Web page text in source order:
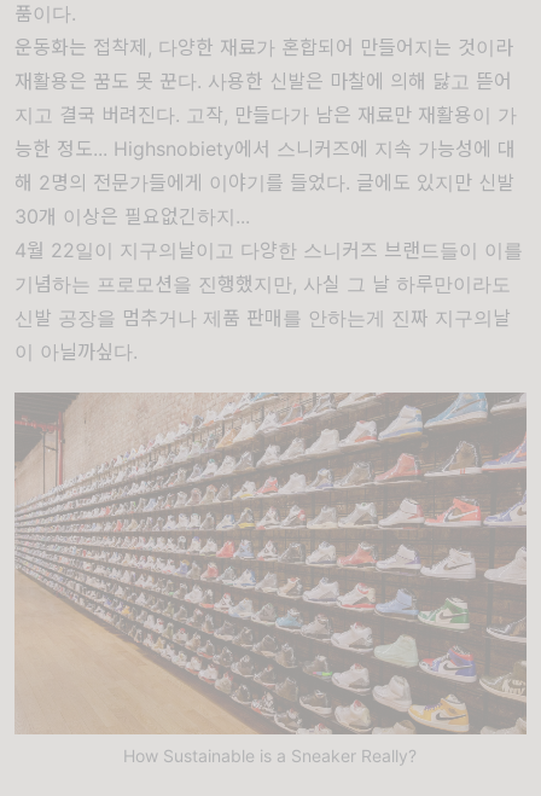
품이다.
운동화는 접착제, 다양한 재료가 혼합되어 만들어지는 것이라
재활용은 꿈도 못 꾼다. 사용한 신발은 마찰에 의해 닳고 뜯어
지고 결국 버려진다. 고작, 만들다가 남은 재료만 재활용이 가
능한 정도... Highsnobiety에서 스니커즈에 지속 가능성에 대
해 2명의 전문가들에게 이야기를 들었다. 글에도 있지만 신발
30개 이상은 필요없긴하지...
4월 22일이 지구의날이고 다양한 스니커즈 브랜드들이 이를
기념하는 프로모션을 진행했지만, 사실 그 날 하루만이라도
신발 공장을 멈추거나 제품 판매를 안하는게 진짜 지구의날
이 아닐까싶다.
How Sustainable is a Sneaker Really?